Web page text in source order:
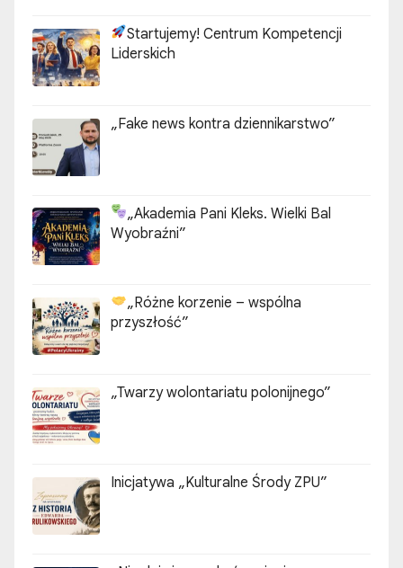
Startujemy! Centrum Kompetencji
Liderskich
„Fake news kontra dziennikarstwo”
„Akademia Pani Kleks. Wielki Bal
Wyobraźni”
„Różne korzenie – wspólna
przyszłość”
„Twarzy wolontariatu polonijnego”
Inicjatywa „Kulturalne Środy ZPU”